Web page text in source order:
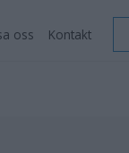
oss Kontakt